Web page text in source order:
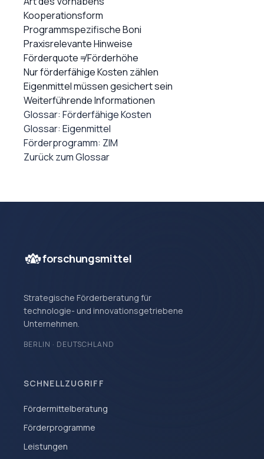
Kooperationsform
Programmspezifische Boni
Praxisrelevante Hinweise
Förderquote ≠ Förderhöhe
Nur förderfähige Kosten zählen
Eigenmittel müssen gesichert sein
Weiterführende Informationen
Glossar: Förderfähige Kosten
Glossar: Eigenmittel
Förderprogramm: ZIM
Zurück zum Glossar
forschungsmittel
Strategische Förderberatung für
technologie- und innovationsgetriebene
Unternehmen.
BERLIN · DEUTSCHLAND
SCHNELLZUGRIFF
Fördermittelberatung
Förderprogramme
Leistungen